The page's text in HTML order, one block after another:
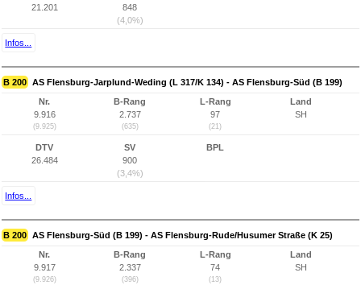
21.201
848
(4,0%)
Infos...
B 200 AS Flensburg-Jarplund-Weding (L 317/K 134) - AS Flensburg-Süd (B 199)
Nr.
9.916
(9.925)
B-Rang
2.737
(635)
L-Rang
97
(21)
Land
SH
DTV
26.484
SV
900
(3,4%)
BPL
Infos...
B 200 AS Flensburg-Süd (B 199) - AS Flensburg-Rude/Husumer Straße (K 25)
Nr.
9.917
(9.926)
B-Rang
2.337
(396)
L-Rang
74
(13)
Land
SH